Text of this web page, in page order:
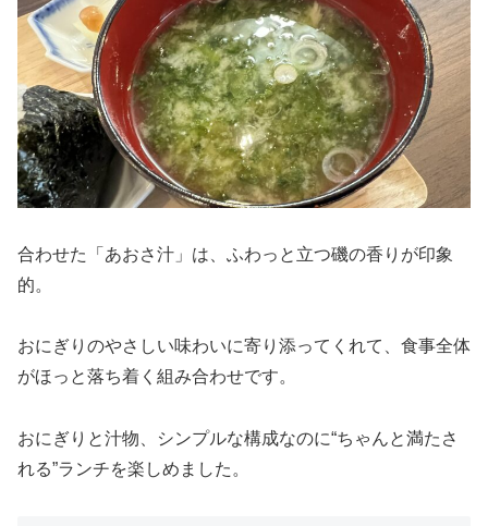
合わせた「あおさ汁」は、ふわっと立つ磯の香りが印象
的。
おにぎりのやさしい味わいに寄り添ってくれて、食事全体
がほっと落ち着く組み合わせです。
おにぎりと汁物、シンプルな構成なのに“ちゃんと満たさ
れる”ランチを楽しめました。